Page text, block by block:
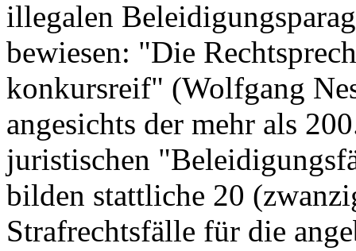
illegalen
bewiesen: "Die
konkursreif" (Wolfgang
angesichts der mehr als
juristischen
bilden stattliche 20
Strafrechtsfälle für die